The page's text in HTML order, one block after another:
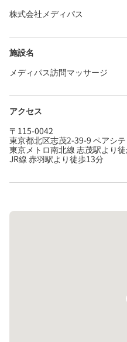
株式会社メディパス
施設名
メディパス訪問マッサージ
アクセス
〒115-0042
東京都北区志茂2-39-9 ペアシ
東京メトロ南北線 志茂駅より
JR線 赤羽駅より徒歩13分